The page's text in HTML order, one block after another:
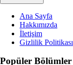
Ana Sayfa
Hakkımızda
İletişim
Gizlilik Politikası
Popüler Bölümler